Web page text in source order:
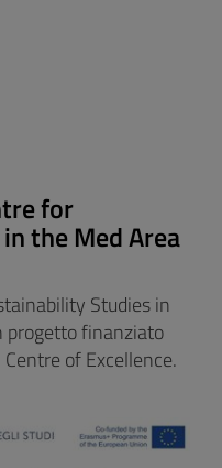
for
the Med Area
Studies in
progetto finanziato
of Excellence.